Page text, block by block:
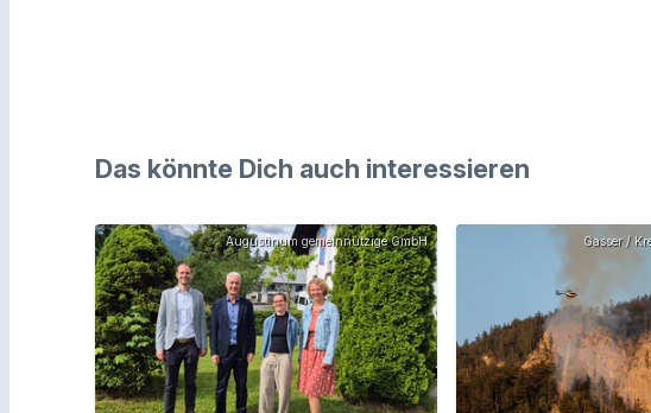
Das könnte Dich auch interessieren
Augustinum gemeinnützige GmbH Gasser /